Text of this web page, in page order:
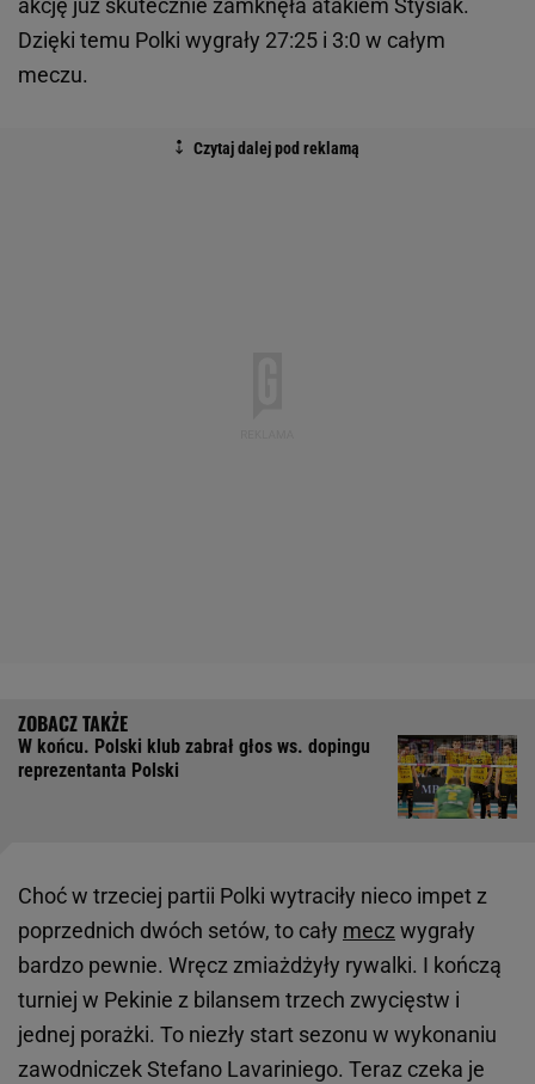
akcję już skutecznie zamknęła atakiem Stysiak.
Dzięki temu Polki wygrały 27:25 i 3:0 w całym
meczu.
W końcu. Polski klub zabrał głos ws. dopingu
reprezentanta Polski
Choć w trzeciej partii Polki wytraciły nieco impet z
poprzednich dwóch setów, to cały mecz wygrały
bardzo pewnie. Wręcz zmiażdżyły rywalki. I kończą
turniej w Pekinie z bilansem trzech zwycięstw i
jednej porażki. To niezły start sezonu w wykonaniu
zawodniczek Stefano Lavariniego. Teraz czeka je